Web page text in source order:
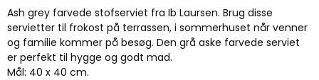
Ash grey farvede stofserviet fra Ib Laursen. Brug disse
servietter til frokost på terrassen, i sommerhuset når venner
og familie kommer på besøg. Den grå aske farvede serviet
er perfekt til hygge og godt mad.
Mål: 40 x 40 cm.